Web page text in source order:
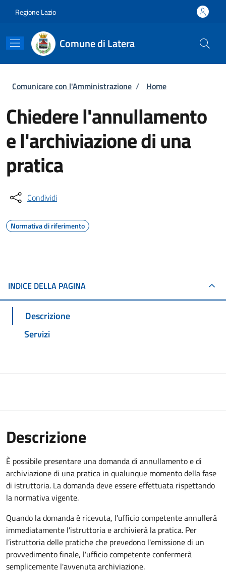
Regione Lazio
Comune di Latera
Briciole di pane
Comunicare con l'Amministrazione / Home
Chiedere l'annullamento
e l'archiviazione di una
pratica
Condividi
Normativa di riferimento
INDICE DELLA PAGINA
Descrizione
Servizi
Descrizione
È possibile presentare una domanda di annullamento e di
archiviazione di una pratica in qualunque momento della fase
di istruttoria. La domanda deve essere effettuata rispettando
la normativa vigente.
Quando la domanda è ricevuta, l'ufficio competente annullerà
immediatamente l'istruttoria e archivierà la pratica. Per
l’istruttoria delle pratiche che prevedono l'emissione di un
provvedimento finale, l'ufficio competente confermerà
semplicemente l'avvenuta archiviazione.